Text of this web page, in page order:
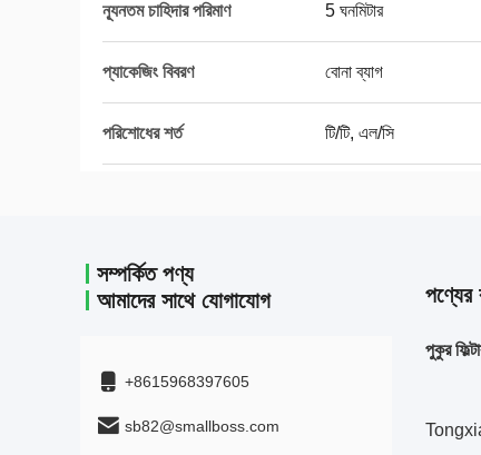
ন্যূনতম চাহিদার পরিমাণ 5 ঘনমিটার
প্যাকেজিং বিবরণ বোনা ব্যাগ
পরিশোধের শর্ত টি/টি, এল/সি
সম্পর্কিত পণ্য
আমাদের সাথে যোগাযোগ
+8615968397605
sb82@smallboss.com
পণ্যের
পুকুর